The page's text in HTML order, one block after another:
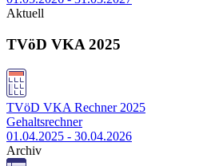
Aktuell
TVöD VKA 2025
TVöD VKA Rechner 2025
Gehaltsrechner
01.04.2025 - 30.04.2026
Archiv